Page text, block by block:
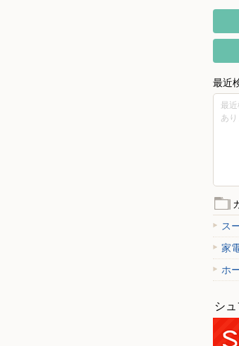
最近
最
あり
ス
家
ホ
シ